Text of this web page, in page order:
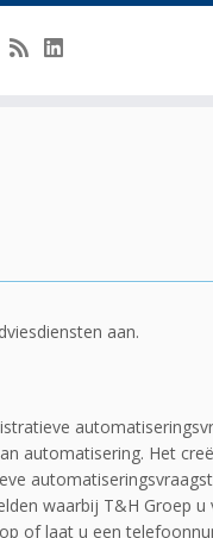
aan.
automatisering. Het
waarbij T&H Groep
of laat u een